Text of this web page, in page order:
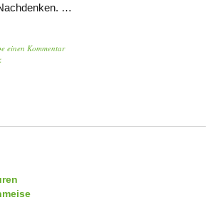
…
einen Kommentar